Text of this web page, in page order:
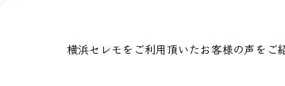
横浜セレモをご利用頂いたお客様の声をご